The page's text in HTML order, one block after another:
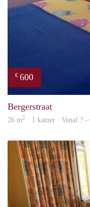
€ 600
Bergerstraat
26 m2 · 1 kamer · Vanaf ?